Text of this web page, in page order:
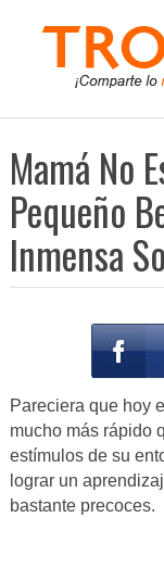
Mamá No
Pequeño
Inmensa
Pareciera que hoy
mucho más rápido
estímulos de su
lograr un
bastante precoces.